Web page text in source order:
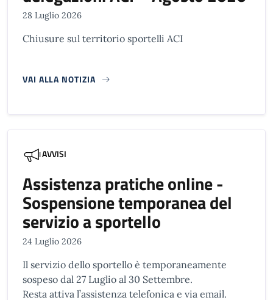
28 Luglio 2026
Chiusure sul territorio sportelli ACI
VAI ALLA NOTIZIA
AVVISI
Assistenza pratiche online -
Sospensione temporanea del
servizio a sportello
24 Luglio 2026
Il servizio dello sportello è temporaneamente
sospeso dal 27 Luglio al 30 Settembre.
Resta attiva l’assistenza telefonica e via email.